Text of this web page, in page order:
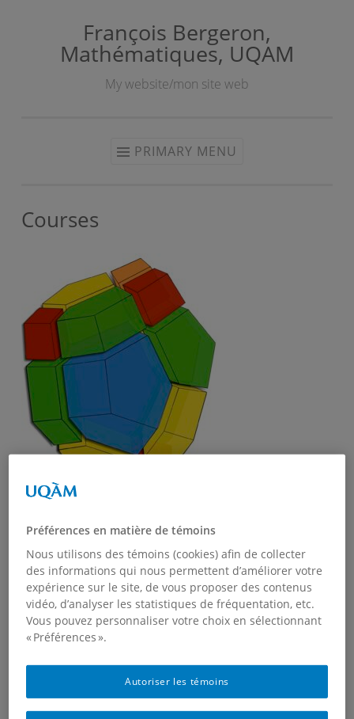
François Bergeron,
Mathématiques, UQAM
My website/mon site web
PRIMARY MENU
Courses
Autumn 2025
MAT 7532: Combinatoire I
Winter 2025:
Fall 2024:
Préférences en matière de témoins
Nous utilisons des témoins (cookies) afin de collecter
des informations qui nous permettent d’améliorer votre
expérience sur le site, de vous proposer des contenus
vidéo, d’analyser les statistiques de fréquentation, etc.
Vous pouvez personnaliser votre choix en sélectionnant
« Préférences ».
Autoriser les témoins